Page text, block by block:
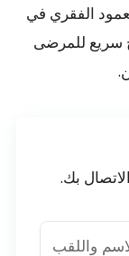
الفقري في
سريع للمرضى
بك.
واللقب